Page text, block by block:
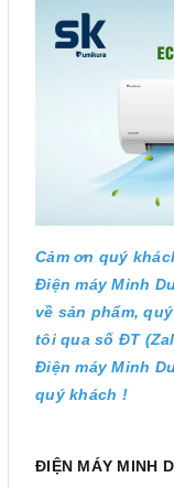
Cảm ơn quý
Điện máy Minh
về sản phẩm,
tôi qua số ĐT
Điện máy Minh
quý khách !
ĐIỆN MÁY MINH